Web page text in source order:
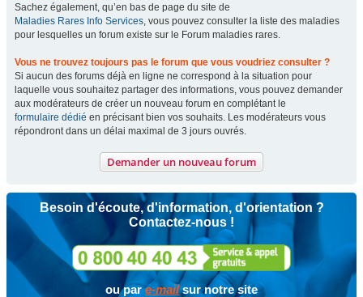
Sachez également, qu’en bas de page du site de
Maladies Rares Info Services, vous pouvez consulter la liste des maladies
pour lesquelles un forum existe sur le Forum maladies rares.
Vous ne trouvez toujours pas le forum que vous voudriez consulter ?
Si aucun des forums déjà en ligne ne correspond à la situation pour
laquelle vous souhaitez partager des informations, vous pouvez demander
aux modérateurs de créer un nouveau forum en complétant le
formulaire dédié en précisant bien vos souhaits. Les modérateurs vous
répondront dans un délai maximal de 3 jours ouvrés.
Demander un nouveau forum
Besoin d'écoute, d'information, d'orientation ?
Contactez-nous !
ou pare-mailsur notre site